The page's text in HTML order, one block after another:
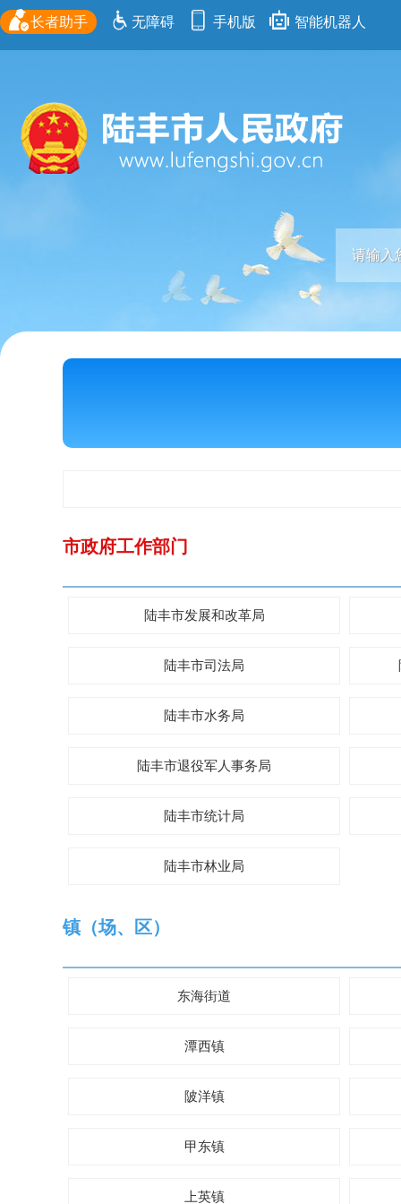
长者助手 无障碍 手机版 智能机器人
市政府工作部门
陆丰市发展和改革局
陆丰市司法局
陆丰市水务局
陆丰市退役军人事务局
陆丰市统计局
陆丰市林业局
镇（场、区）
东海街道
潭西镇
陂洋镇
甲东镇
上英镇